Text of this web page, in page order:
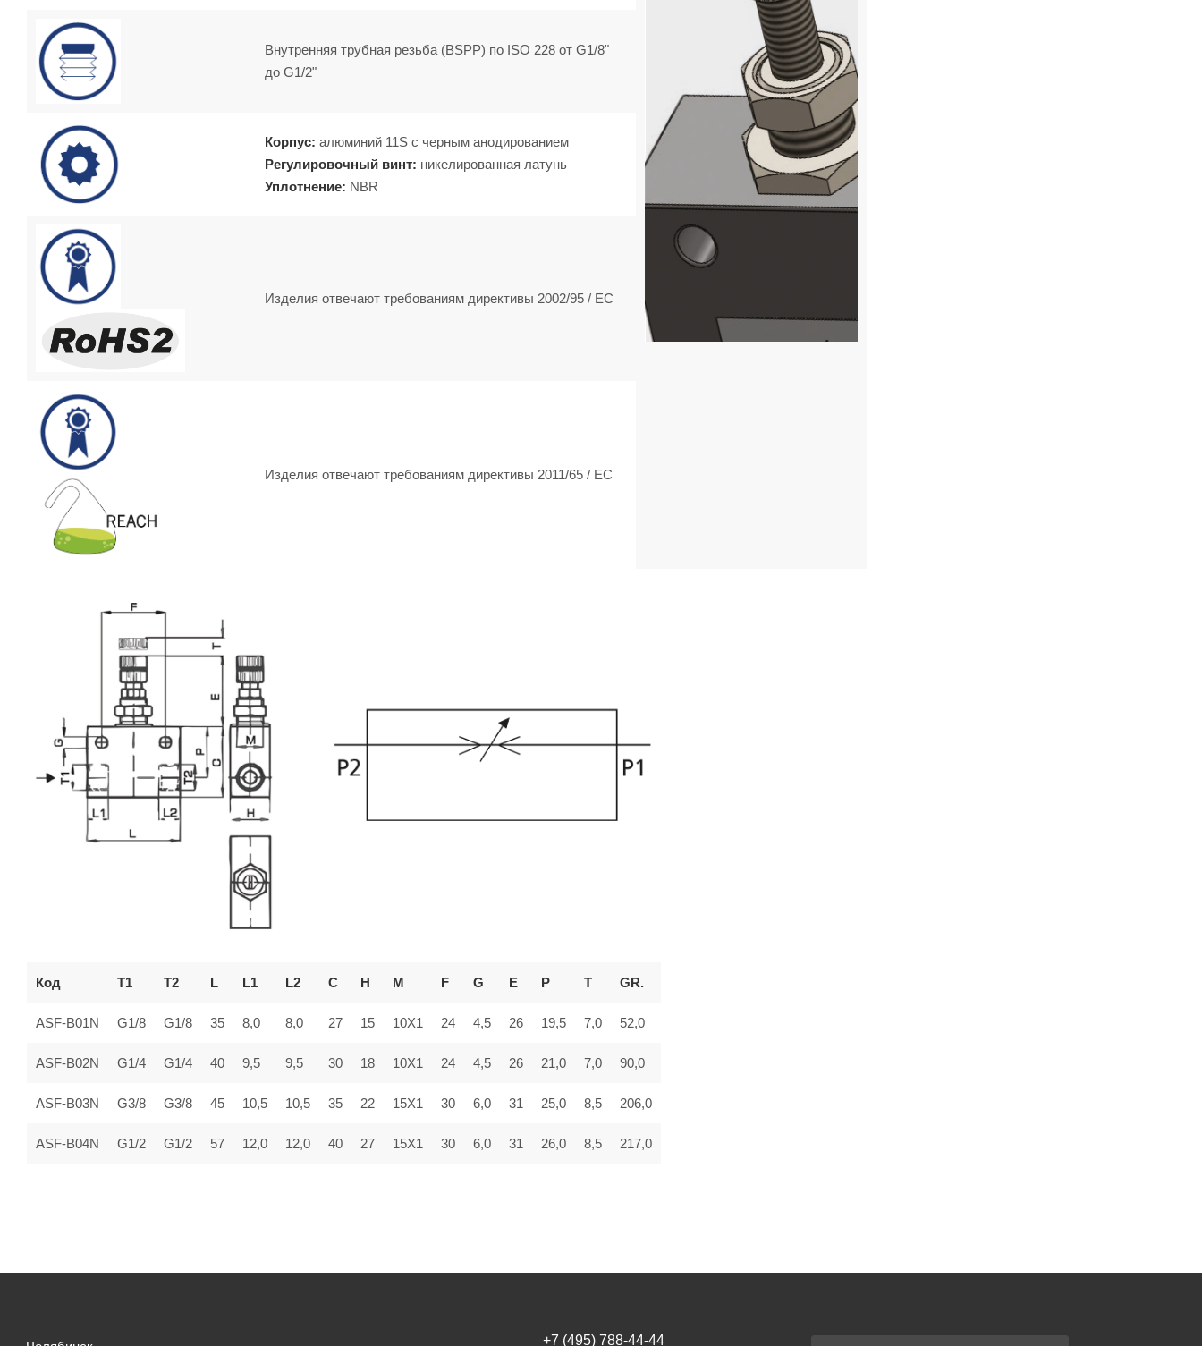
Внутренняя трубная резьба (BSPP) по ISO 228 от G1/8"
до G1/2"
Корпус: алюминий 11S с черным анодированием
Регулировочный винт: никелированная латунь
Уплотнение: NBR
Изделия отвечают требованиям директивы 2002/95 / EC
Изделия отвечают требованиям директивы 2011/65 / ЕС
Код T1 T2 L L1 L2 C H M F G E P T GR.
ASF-B01N G1/8 G1/8 35 8,0 8,0 27 15 10X1 24 4,5 26 19,5 7,0 52,0
ASF-B02N G1/4 G1/4 40 9,5 9,5 30 18 10X1 24 4,5 26 21,0 7,0 90,0
ASF-B03N G3/8 G3/8 45 10,5 10,5 35 22 15X1 30 6,0 31 25,0 8,5 206,0
ASF-B04N G1/2 G1/2 57 12,0 12,0 40 27 15X1 30 6,0 31 26,0 8,5 217,0
+7 (495) 788-44-44